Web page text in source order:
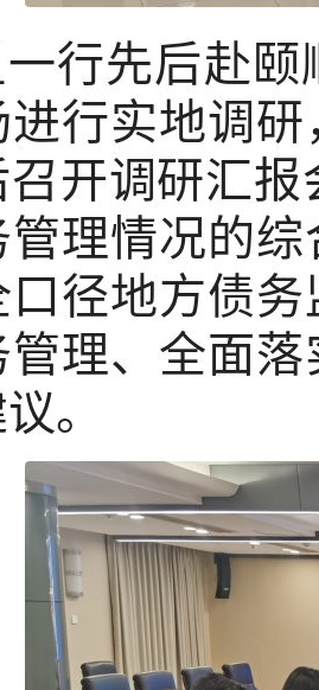
行先后赴
行实地调
开调研汇
理情况的
径地方债
理、全面
。